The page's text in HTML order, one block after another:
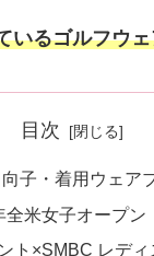
いるゴルフウ
目次
子・着用ウェア
全米女子オープン
ト×SMBC レディ